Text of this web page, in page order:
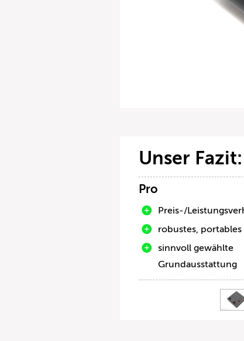
Unser Fazit:
Pro
Preis-/
robustes, portables
sinnvoll gewählte
Grundausstattung